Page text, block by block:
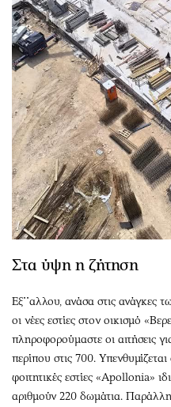
Στα ύψη η ζήτηση
Εξ΄΄αλλου, ανάσα στις ανάγκες
οι νέες εστίες στον οικισμό
πληροφορούμαστε οι αιτήσεις
περίπου στις 700.
φοιτητικές εστίες «Apollonia»
αριθμούν 220 δωμάτια.